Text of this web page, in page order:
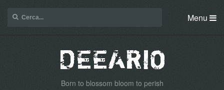
Menu
Born to blossom bloom to perish